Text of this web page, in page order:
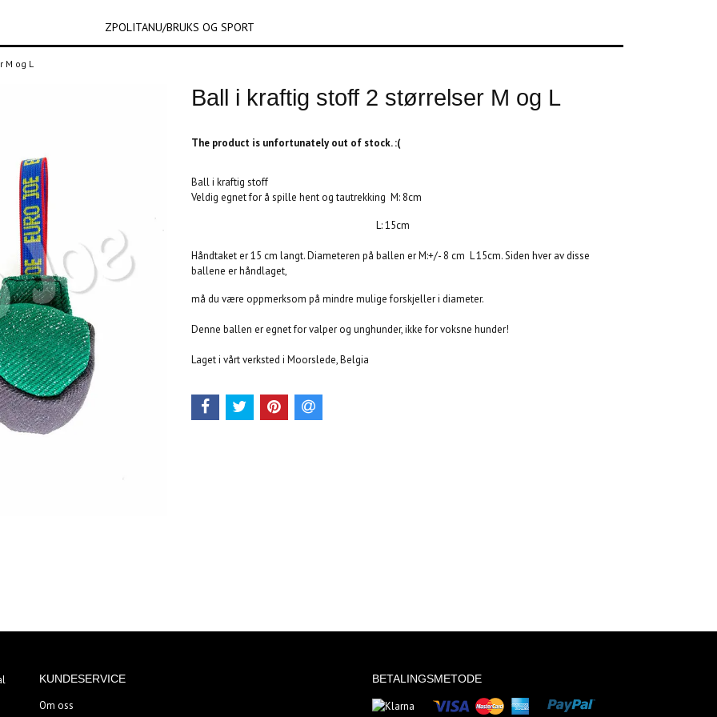
ZPOLITANU/BRUKS OG SPORT
M og L
Ball i kraftig stoff 2 størrelser M og L
The product is unfortunately out of stock. :(
Ball i kraftig stoff
Veldig egnet for å spille hent og tautrekking M: 8cm
L: 15cm
Håndtaket er 15 cm langt. Diameteren på ballen er M:+/- 8 cm L 15cm. Siden hver av disse
ballene er håndlaget,
må du være oppmerksom på mindre mulige forskjeller i diameter.
Denne ballen er egnet for valper og unghunder, ikke for voksne hunder!
Laget i vårt verksted i Moorslede, Belgia
KUNDESERVICE
Om oss
BETALINGSMETODE